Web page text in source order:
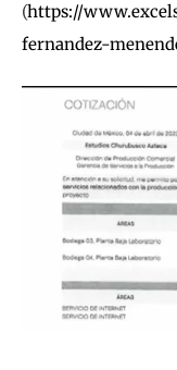
(https://
fernandez-